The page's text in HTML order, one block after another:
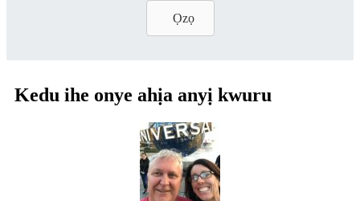
Ọzọ
Kedu ihe onye ahịa anyị kwuru